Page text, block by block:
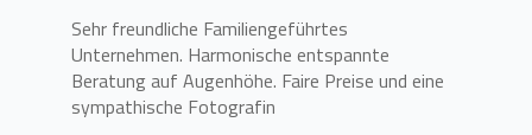
Sehr freundliche Familiengeführtes
Unternehmen. Harmonische entspannte
Beratung auf Augenhöhe. Faire Preise und eine
sympathische Fotografin